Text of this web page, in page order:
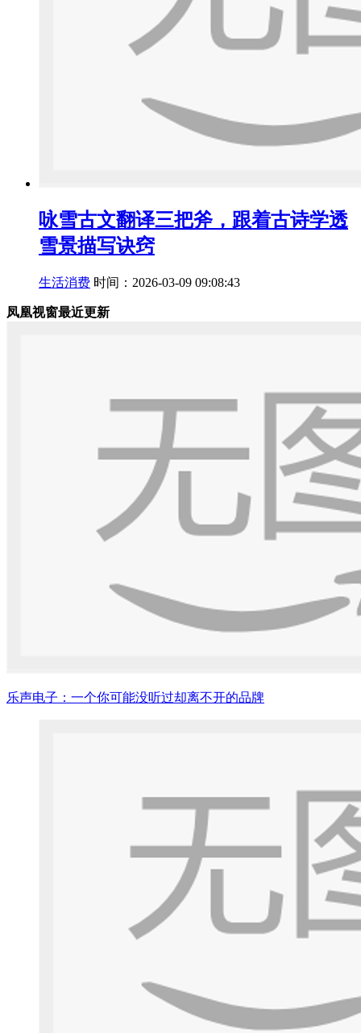
咏雪古文翻译三把斧，跟着古诗学透
雪景描写诀窍
生活消费 时间：2026-03-09 09:08:43
凤凰视窗最近更新
乐声电子：一个你可能没听过却离不开的品牌